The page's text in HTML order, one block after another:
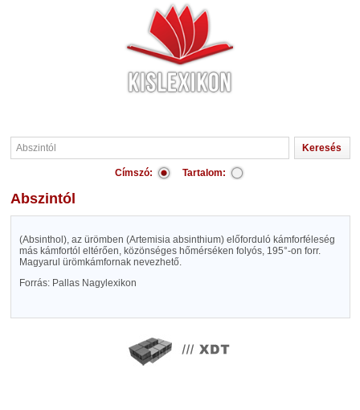
Címszó: Tartalom:
Abszintól
(Absinthol), az ürömben (Artemisia absinthium) előforduló kámforféleség
más kámfortól eltérően, közönséges hőmérséken folyós, 195°-on forr.
Magyarul ürömkámfornak nevezhető.
Forrás: Pallas Nagylexikon